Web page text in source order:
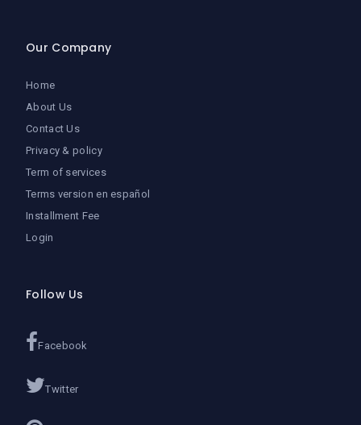
Our Company
Home
About Us
Contact Us
Privacy & policy
Term of services
Terms version en español
Installment Fee
Login
Follow Us
Facebook
Twitter